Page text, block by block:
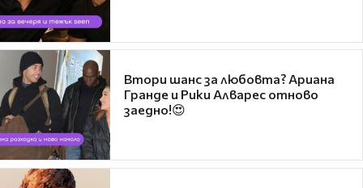
Втори шанс за любовта? Ариана
Гранде и Рики Алварес отново
заедно!😍